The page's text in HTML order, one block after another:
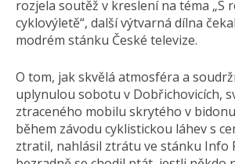
rozjela soutěž v kreslení na téma „S
cyklovýletě“, další výtvarná dílna
modrém stánku České televize.
O tom, jak skvělá atmosféra a
uplynulou sobotu v Dobřichovicích,
ztraceného mobilu skrytého v
během závodu cyklistickou láhev s
ztratil, nahlásil ztrátu ve stánku Info